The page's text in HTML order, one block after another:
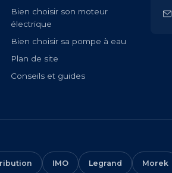
Bien choisir son moteur
électrique
Bien choisir sa pompe à eau
Plan de site
Conseils et guides
IMO Legrand Morek